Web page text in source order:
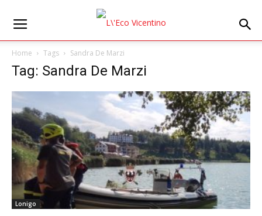
Home Tags Sandra De Marzi
Tag: Sandra De Marzi
Lonigo